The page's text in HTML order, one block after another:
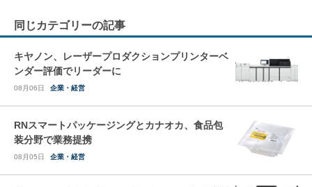
同じカテゴリーの記事
キヤノン、レーザープロダクションプリンターベ
ンダー評価でリーダーに
08月06日 企業・経営
RNスマートパッケージングとカナオカ、食品包
装分野で業務提携
08月05日 企業・経営